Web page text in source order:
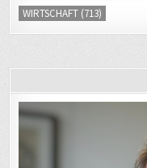
WIRTSCHAFT (713)